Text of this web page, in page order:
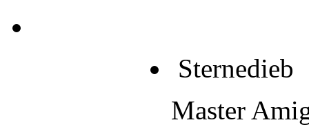
Sternedieb
Master